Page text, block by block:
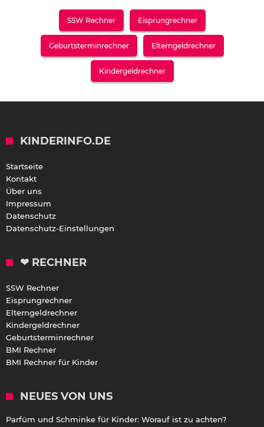
SSW Rechner Eisprungrechner
Geburtsterminrechner Elterngeldrechner
Kindergeldrechner
KINDERINFO.DE
Startseite
Kontakt
Über uns
Impressum
Datenschutz
Datenschutz-Einstellungen
❤ RECHNER
SSW Rechner
Eisprungrechner
Elterngeldrechner
Kindergeldrechner
Geburtsterminrechner
BMI Rechner
BMI Rechner für Kinder
NEUES VON UNS
Parfüm und Schminke für Kinder: Worauf ist zu achten?